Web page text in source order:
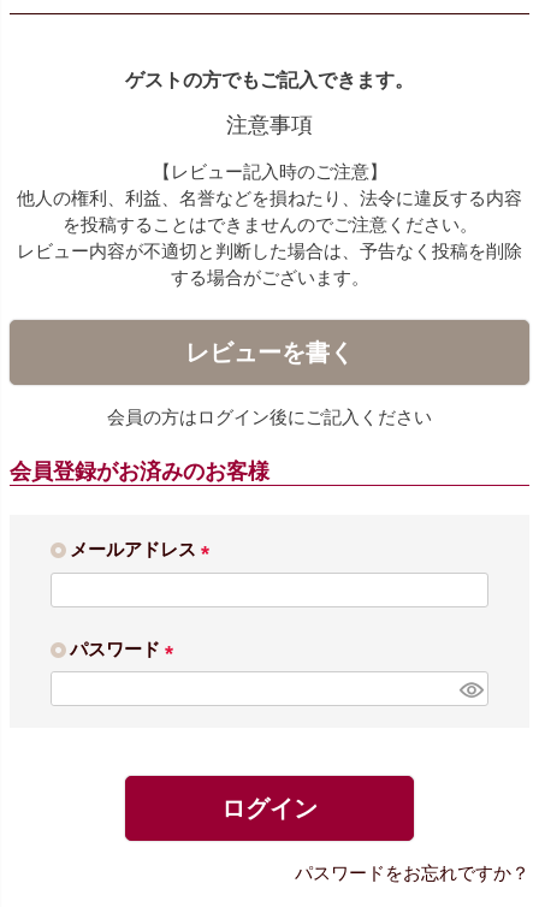
ゲストの方でもご記入できます。
注意事項
【レビュー記入時のご注意】
他人の権利、利益、名誉などを損ねたり、法令に違反する内容
を投稿することはできませんのでご注意ください。
レビュー内容が不適切と判断した場合は、予告なく投稿を削除
する場合がございます。
レビューを書く
会員の方はログイン後にご記入ください
会員登録がお済みのお客様
メールアドレス
必
パスワード
必
ログイン
パスワードをお忘れですか？